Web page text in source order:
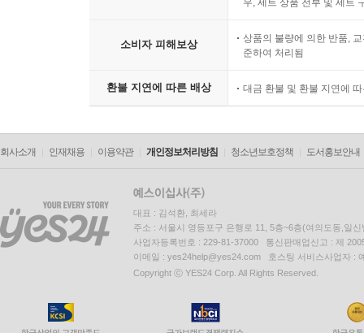
■ 국가적 차원을 넘어 세계적 차원으로, 현재진행
다이아몬드 교수가 지적한 현대 일본의 위기는
규제를 앞장서 반대하는 등 지속 가능한 방식의
현대에 들어 민주주의 또한 위기를 맞고 있다.
우려한다. 지난 20년 사이 정치적 타협에 실패해
현상은 사회경제적 불평등이 악화됨에 따라 일상
이미 수십 년간 논의되어온 주제에 그가 다
우, 세트 상품 전부 및 세트
소비자 피해보상
상품의 불량에 의한 반품,
준하여 처리됨
환불 지연에 따른 배상 대금 환불 및 환불 지연에
회사소개 인재채용 이용약관 개인정보처리방침 청소년보호정책 도서홍보안내
대표 : 김석환, 최세라
주소 : 서울시 영등포구 은행로 11, 5층~6층(여의도동,일신
사업자등록번호 : 229-81-37000 통신판매업신고 : 제
이메일 : yes24help@yes24.com 호스팅 서비스사업자 :
Copyright ⓒ YES24 Corp. All Rights Reserved.